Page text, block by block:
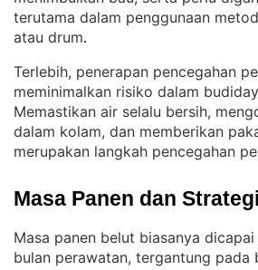
terutama dalam penggunaan
atau drum.
Terlebih, penerapan pencegahan
meminimalkan risiko dalam
Memastikan air selalu bersih,
dalam kolam, dan memberikan
merupakan langkah pencegahan
Masa Panen dan
Masa panen belut biasanya
bulan perawatan, tergantung pada